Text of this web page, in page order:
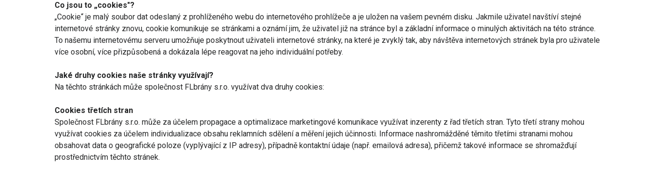
Co jsou to „cookies"?
„Cookie“ je malý soubor dat odeslaný z prohlíženého webu do internetového prohlížeče a je uložen na vašem pevném disku. Jakmile uživatel navštíví stejné
internetové stránky znovu, cookie komunikuje se stránkami a oznámí jim, že uživatel již na stránce byl a základní informace o minulých aktivitách na této stránce.
To našemu internetovému serveru umožňuje poskytnout uživateli internetové stránky, na které je zvyklý tak, aby návštěva internetových stránek byla pro uživatele
více osobní, více přizpůsobená a dokázala lépe reagovat na jeho individuální potřeby.
Jaké druhy cookies naše stránky využívají?
Na těchto stránkách může společnost FLbrány s.r.o. využívat dva druhy cookies:
Cookies třetích stran
Společnost FLbrány s.r.o. může za účelem propagace a optimalizace marketingové komunikace využívat inzerenty z řad třetích stran. Tyto třetí strany mohou
využívat cookies za účelem individualizace obsahu reklamních sdělení a měření jejich účinnosti. Informace nashromážděné těmito třetími stranami mohou
obsahovat data o geografické poloze (vyplývající z IP adresy), případně kontaktní údaje (např. emailová adresa), přičemž takové informace se shromažďují
prostřednictvím těchto stránek.